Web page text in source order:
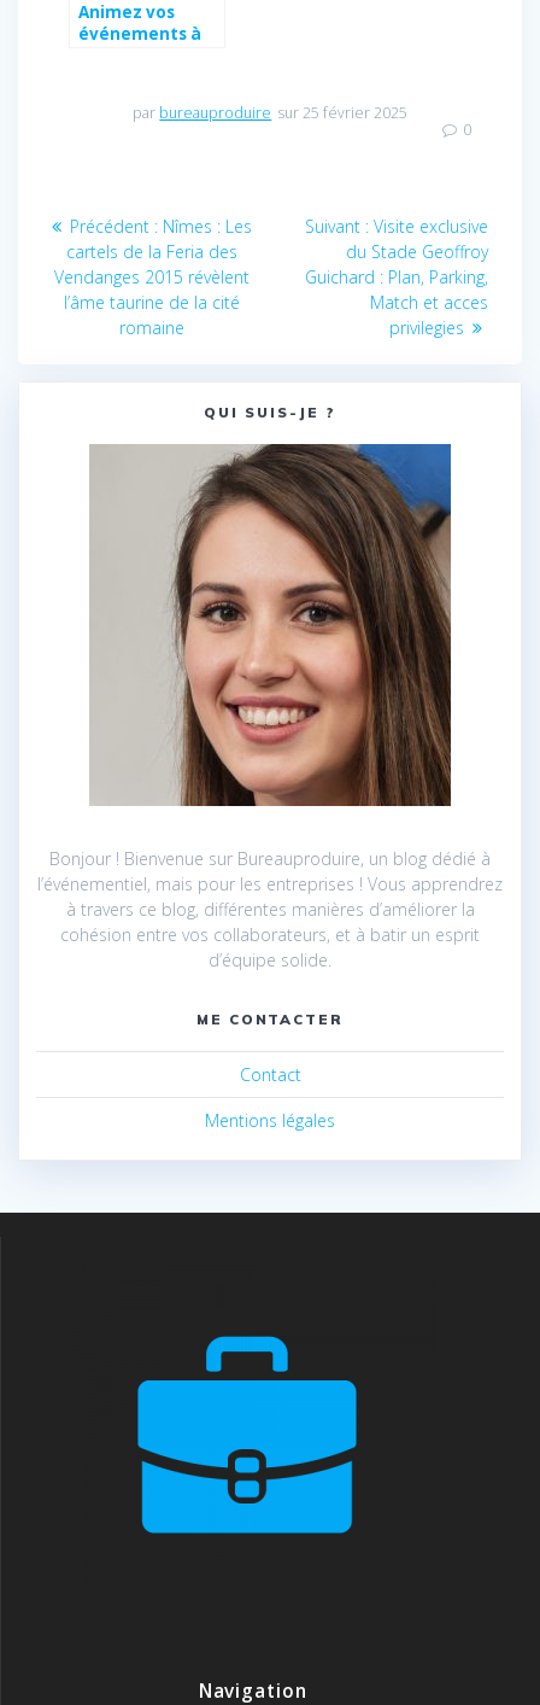
Animez vos
événements à
Bornes Arcade
par bureauproduire sur 25 février 2025
0
Navigation
de
l’article
Précédent : Article
précédent
:
Nîmes : Les
cartels de la Feria des
Vendanges 2015 révèlent
l’âme taurine de la cité
romaine
Suivant : Article
suivant
:
Visite exclusive
du Stade Geoffroy
Guichard : Plan, Parking,
Match et acces
privilegies
QUI SUIS-JE ?
Bonjour ! Bienvenue sur Bureauproduire, un blog dédié à
l’événementiel, mais pour les entreprises ! Vous apprendrez
à travers ce blog, différentes manières d’améliorer la
cohésion entre vos collaborateurs, et à batir un esprit
d’équipe solide.
ME CONTACTER
Contact
Mentions légales
Navigation